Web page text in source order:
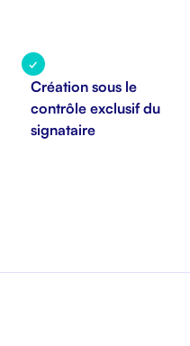
✓
Création sous le
contrôle exclusif du
signataire